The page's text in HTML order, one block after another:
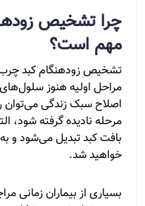
چرا تشخیص
مهم است؟
تشخیص زودهنگام کبد
مراحل اولیه هنوز سلول‌های
اصلاح سبک زندگی می‌توان
مرحله نادیده گرفته شود،
بافت کبد تبدیل می‌شود و به
خواهید شد.
بسیاری از بیماران زمانی